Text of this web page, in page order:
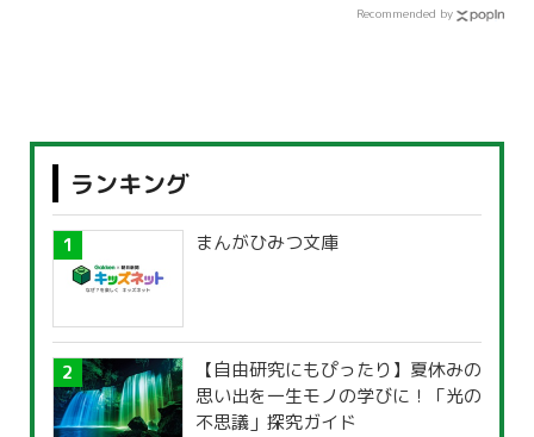
Recommended by
ランキング
まんがひみつ文庫
【自由研究にもぴったり】夏休みの
思い出を一生モノの学びに！「光の
不思議」探究ガイド